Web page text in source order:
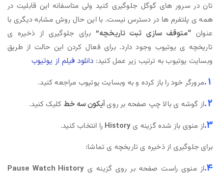
تان در سرور های گوگل جلوگیری کنید ولی متاسفانه این قابلیت در
همه ی پلتفرم ها در دسترس نیست. با این حال روش مشابه دیگری با
عنوان “متوقف سازی ثبت تاریخچه” برای جلوگیری از ذخیره ی
تاریخچه ی یوتیوب وجود دارد. برای فعال کردن این حالت از طریق
وبسایت یوتیوب به ترتیب زیر عمل کنید: دانلود فیلم از یوتیوب
1. مرورگر خود را باز کرده و به وبسایت یوتیوب مراجعه کنید.
2. از گوشه ی بالا چپ صفحه بر رویآیکون سه خط کلیک کنید.
3. از منوی باز شده گزینه یHistory را انتخاب کنید.
برای جلوگیری از ذخیره ی تاریخچه ی تماشا:
4. از منوی راست صفحه بر روی گزینه ی Pause Watch History